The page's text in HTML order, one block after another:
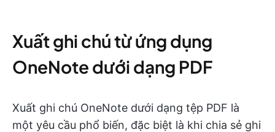
Xuất ghi chú từ ứng dụng
OneNote dưới dạng PDF
Xuất ghi chú OneNote dưới dạng tệp PDF là
một yêu cầu phổ biến, đặc biệt là khi chia sẻ ghi